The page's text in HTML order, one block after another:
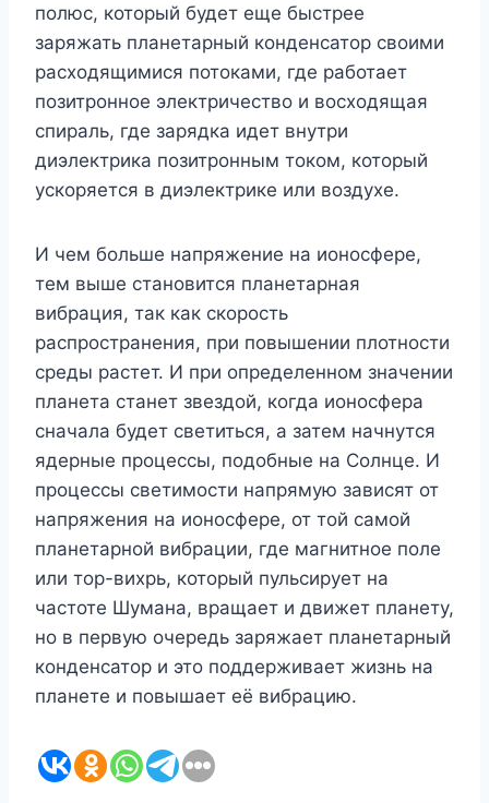
полюс, который будет еще быстрее
заряжать планетарный конденсатор своими
расходящимися потоками, где работает
позитронное электричество и восходящая
спираль, где зарядка идет внутри
диэлектрика позитронным током, который
ускоряется в диэлектрике или воздухе.
И чем больше напряжение на ионосфере,
тем выше становится планетарная
вибрация, так как скорость
распространения, при повышении плотности
среды растет. И при определенном значении
планета станет звездой, когда ионосфера
сначала будет светиться, а затем начнутся
ядерные процессы, подобные на Солнце. И
процессы светимости напрямую зависят от
напряжения на ионосфере, от той самой
планетарной вибрации, где магнитное поле
или тор-вихрь, который пульсирует на
частоте Шумана, вращает и движет планету,
но в первую очередь заряжает планетарный
конденсатор и это поддерживает жизнь на
планете и повышает её вибрацию.